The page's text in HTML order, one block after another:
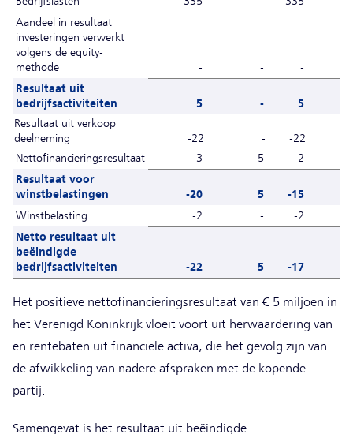
Aandeel in resultaat
investeringen verwerkt
volgens de equity-
methode
- -
-
Resultaat uit
bedrijfsactiviteiten
5 - 5
Resultaat uit verkoop
deelneming
-22 -
-22
Nettofinancieringsresultaat
-3 5
2
Resultaat voor
winstbelastingen
-20 5 -15
Winstbelasting
-2 -
-2
Netto resultaat uit
beëindigde
bedrijfsactiviteiten
-22 5 -17
Het positieve nettofinancieringsresultaat van € 5 miljoen in
het Verenigd Koninkrijk vloeit voort uit herwaardering van
en rentebaten uit financiële activa, die het gevolg zijn van
de afwikkeling van nadere afspraken met de kopende
partij.
Samengevat is het resultaat uit beëindigde